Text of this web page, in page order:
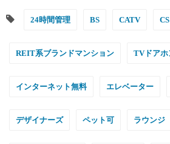
24時間管理 BS CATV CS
REIT系ブランドマンション TVドアホ
インターネット無料 エレベーター
デザイナーズ ペット可 ラウンジ